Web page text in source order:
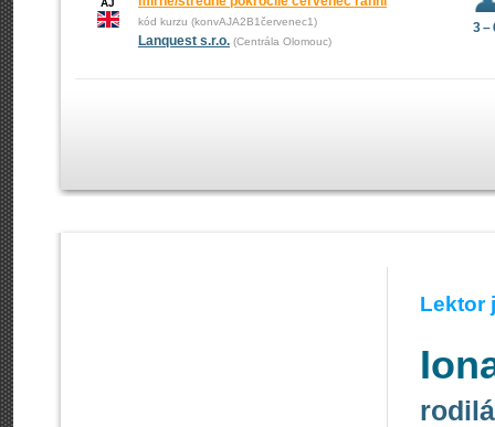
AJ
kód kurzu (konvAJA2B1červenec1)
Lanquest s.r.o. (Centrála Olomouc)
3 –
Lektor